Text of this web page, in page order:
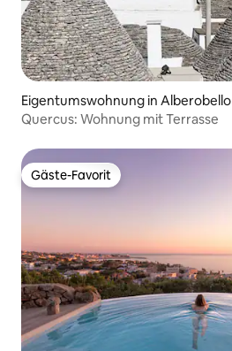
Eigentumswohnung in Alberobello
Quercus: Wohnung mit Terrasse
Gäste-Favorit
Gäste-Favorit